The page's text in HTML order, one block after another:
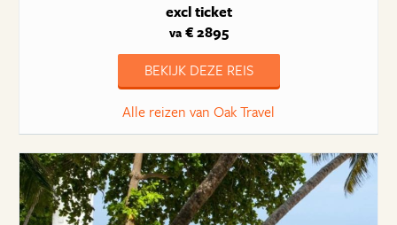
excl ticket
va€ 2895
BEKIJK DEZE REIS
Alle reizen van Oak Travel